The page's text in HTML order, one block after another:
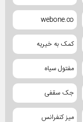
webone.co
کمک به خیریه
مفتول سیاه
جک سقفی
میز کنفرانس